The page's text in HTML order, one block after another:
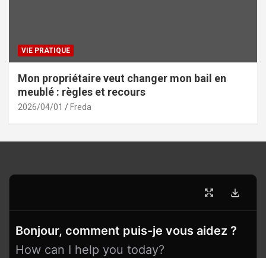
VIE PRATIQUE
Mon propriétaire veut changer mon bail en
meublé : règles et recours
2026/04/01 Freda
Bonjour, comment puis-je vous aidez ?
How can I help you today?